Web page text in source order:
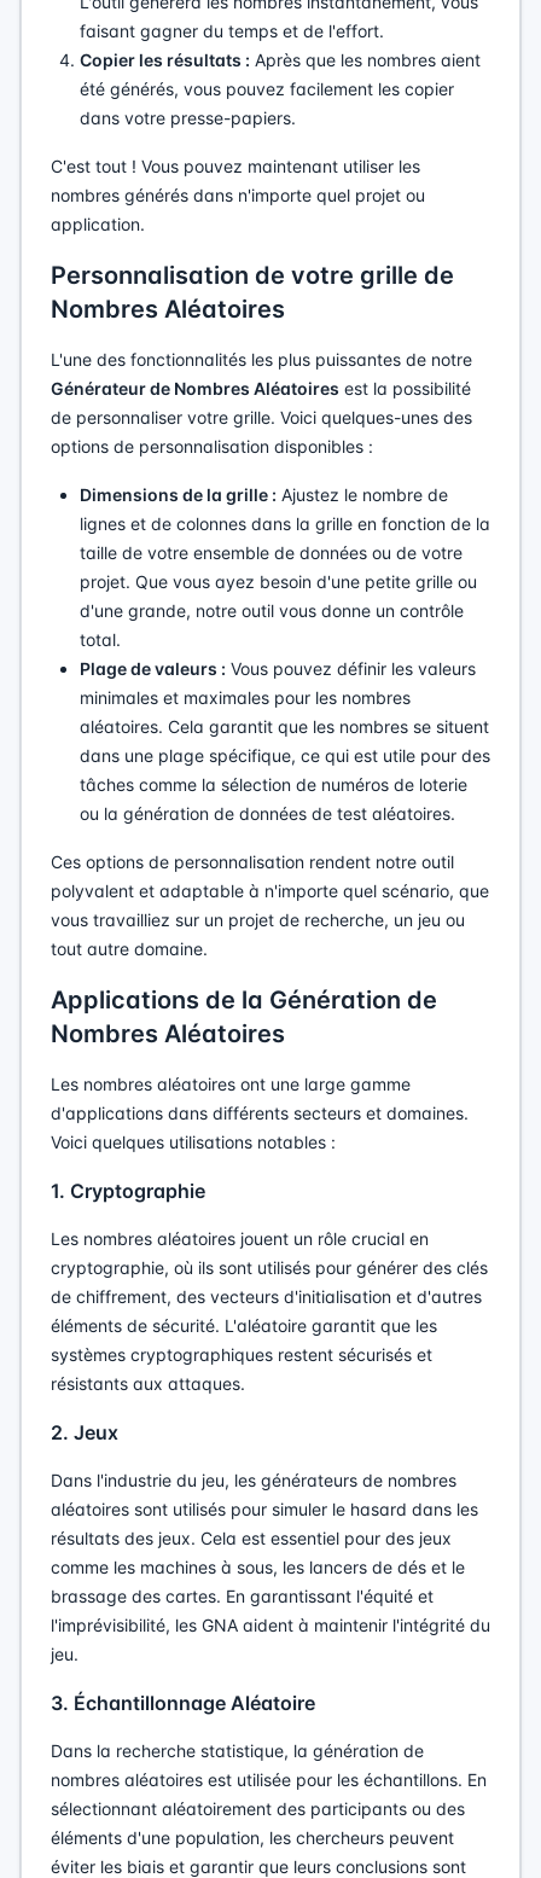
faisant gagner du temps et de l'effort.
Copier les résultats : Après que les nombres aient
été générés, vous pouvez facilement les copier
dans votre presse-papiers.
C'est tout ! Vous pouvez maintenant utiliser les
nombres générés dans n'importe quel projet ou
application.
Personnalisation de votre grille de
Nombres Aléatoires
L'une des fonctionnalités les plus puissantes de notre
Générateur de Nombres Aléatoires est la possibilité
de personnaliser votre grille. Voici quelques-unes des
options de personnalisation disponibles :
Dimensions de la grille : Ajustez le nombre de
lignes et de colonnes dans la grille en fonction de la
taille de votre ensemble de données ou de votre
projet. Que vous ayez besoin d'une petite grille ou
d'une grande, notre outil vous donne un contrôle
total.
Plage de valeurs : Vous pouvez définir les valeurs
minimales et maximales pour les nombres
aléatoires. Cela garantit que les nombres se situent
dans une plage spécifique, ce qui est utile pour des
tâches comme la sélection de numéros de loterie
ou la génération de données de test aléatoires.
Ces options de personnalisation rendent notre outil
polyvalent et adaptable à n'importe quel scénario, que
vous travailliez sur un projet de recherche, un jeu ou
tout autre domaine.
Applications de la Génération de
Nombres Aléatoires
Les nombres aléatoires ont une large gamme
d'applications dans différents secteurs et domaines.
Voici quelques utilisations notables :
1. Cryptographie
Les nombres aléatoires jouent un rôle crucial en
cryptographie, où ils sont utilisés pour générer des clés
de chiffrement, des vecteurs d'initialisation et d'autres
éléments de sécurité. L'aléatoire garantit que les
systèmes cryptographiques restent sécurisés et
résistants aux attaques.
2. Jeux
Dans l'industrie du jeu, les générateurs de nombres
aléatoires sont utilisés pour simuler le hasard dans les
résultats des jeux. Cela est essentiel pour des jeux
comme les machines à sous, les lancers de dés et le
brassage des cartes. En garantissant l'équité et
l'imprévisibilité, les GNA aident à maintenir l'intégrité du
jeu.
3. Échantillonnage Aléatoire
Dans la recherche statistique, la génération de
nombres aléatoires est utilisée pour les échantillons. En
sélectionnant aléatoirement des participants ou des
éléments d'une population, les chercheurs peuvent
éviter les biais et garantir que leurs conclusions sont